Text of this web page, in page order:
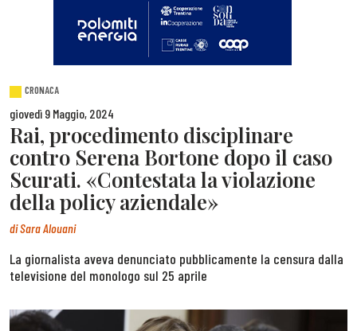
CRONACA
giovedì 9 Maggio, 2024
Rai, procedimento disciplinare
contro Serena Bortone dopo il caso
Scurati. «Contestata la violazione
della policy aziendale»
diSara Alouani
La giornalista aveva denunciato pubblicamente la censura dalla
televisione del monologo sul 25 aprile